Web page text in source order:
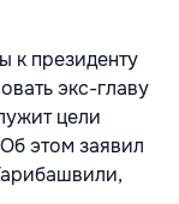
к президенту
экс-главу
цели
этом заявил